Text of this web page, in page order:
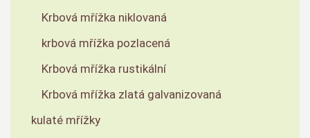
Krbová mřížka niklovaná
krbová mřížka pozlacená
Krbová mřížka rustikální
Krbová mřížka zlatá galvanizovaná
kulaté mřížky